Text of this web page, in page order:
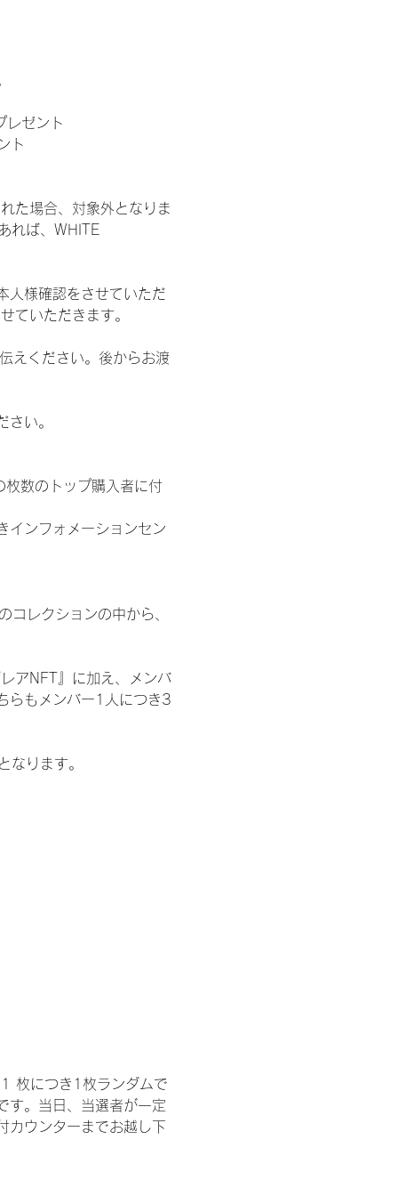
レゼント
ト
た場合、対象外となりま
れば、WHITE
人様確認をさせていただ
ていただきます。
えください。後からお渡
い。
数のトップ購入者に付
インフォメーションセン
レクションの中から、
アNFT』に加え、メンバ
らもメンバー1人につき3
なります。
枚につき1枚ランダムで
す。当日、当選者が一定
カウンターまでお越し下